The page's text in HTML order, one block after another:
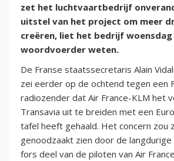
zet het luchtvaartbedrijf
uitstel van het project om meer
creëren, liet het bedrijf woensdag
woordvoerder weten.
De Franse staatssecretaris Alain
zei eerder op de ochtend tegen een
radiozender dat Air France-KLM het
Transavia uit te breiden met een
tafel heeft gehaald. Het concern zou
genoodzaakt zien door de langdurige
fors deel van de piloten van Air